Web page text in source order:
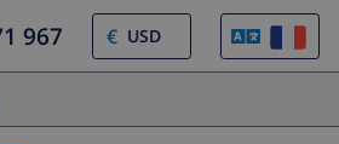
967 €